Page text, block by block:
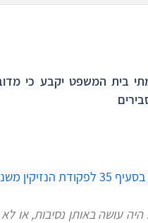
בית המשפט יקבע כי
בסעיף 35 לפקודת הנזיקין משנת 1968
עושה באותן נסיבות, או